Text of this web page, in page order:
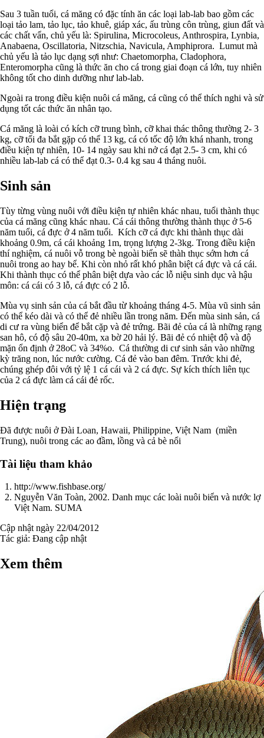
Sau 3 tuần tuổi, cá măng có đặc tính ăn các loại lab-lab bao gồm các
loại tảo lam, tảo lục, tảo khuê, giáp xác, ấu trùng côn trùng, giun đất và
các chất vẩn, chủ yếu là: Spirulina, Microcoleus, Anthrospira, Lynbia,
Anabaena, Oscillatoria, Nitzschia, Navicula, Amphiprora. Lumut mà
chủ yếu là tảo lục dạng sợi như: Chaetomorpha, Cladophora,
Enteromorpha cũng là thức ăn cho cá trong giai đoạn cá lớn, tuy nhiên
không tốt cho dinh dưỡng như lab-lab.
Ngoài ra trong điều kiện nuôi cá măng, cá cũng có thể thích nghi và sử
dụng tốt các thức ăn nhân tạo.
Cá măng là loài có kích cỡ trung bình, cỡ khai thác thông thường 2- 3
kg, cỡ tối đa bắt gặp có thể 13 kg, cá có tốc độ lớn khá nhanh, trong
điều kiện tự nhiên, 10- 14 ngày sau khi nở cá đạt 2.5- 3 cm, khi có
nhiều lab-lab cá có thể đạt 0.3- 0.4 kg sau 4 tháng nuôi.
Sinh sản
Tùy từng vùng nuôi với điều kiện tự nhiên khác nhau, tuổi thành thục
của cá măng cũng khác nhau. Cá cái thông thường thành thục ở 5-6
năm tuổi, cá đực ở 4 năm tuổi. Kích cỡ cá đực khi thành thục dài
khoảng 0.9m, cá cái khoảng 1m, trọng lượng 2-3kg. Trong điều kiện
thí nghiệm, cá nuôi vỗ trong bè ngoài biển sẽ thàh thục sớm hơn cá
nuôi trong ao hay bể. Khi còn nhỏ rất khó phân biệt cá đực và cá cái.
Khi thành thục có thể phân biệt dựa vào các lỗ niệu sinh dục và hậu
môn: cá cái có 3 lỗ, cá đực có 2 lỗ.
Mùa vụ sinh sản của cá bắt đầu từ khoảng tháng 4-5. Mùa vũ sinh sản
có thể kéo dài và có thể đẻ nhiều lần trong năm. Đến mùa sinh sản, cá
di cư ra vùng biển để bắt cặp và đẻ trứng. Bãi đẻ của cá là những rạng
san hô, có độ sâu 20-40m, xa bờ 20 hải lý. Bãi đẻ có nhiệt độ và độ
mặn ổn định ở 28oC và 34%o. Cá thường di cư sinh sản vào những
kỳ trăng non, lúc nước cường. Cá đẻ vào ban đêm. Trước khi đẻ,
chúng ghép đôi với tỷ lệ 1 cá cái và 2 cá đực. Sự kích thích liên tục
của 2 cá đực làm cá cái đẻ rốc.
Hiện trạng
Đã được nuôi ở Đài Loan, Hawaii, Philippine, Việt Nam (miền
Trung), nuôi trong các ao đầm, lồng và cả bè nổi
Tài liệu tham khảo
http://www.fishbase.org/
Nguyễn Văn Toàn, 2002. Danh mục các loài nuôi biển và nước lợ
Việt Nam. SUMA
Cập nhật ngày 22/04/2012
Tác giả: Đang cập nhật
Xem thêm